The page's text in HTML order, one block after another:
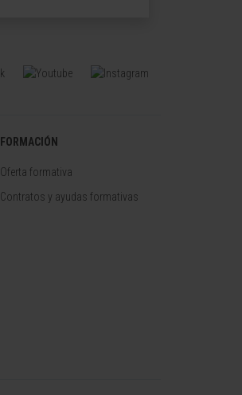
FORMACIÓN
Oferta formativa
Contratos y ayudas formativas